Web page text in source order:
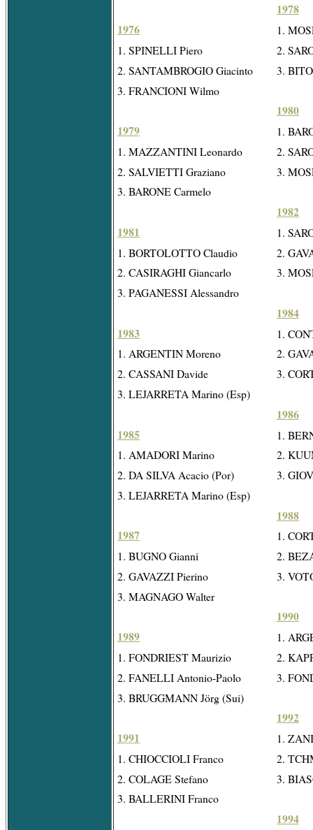
1976
1. SPINELLI Piero
2. SANTAMBROGIO Giacinto
3. FRANCIONI Wilmo
1979
1. MAZZANTINI Leonardo
2. SALVIETTI Graziano
3. BARONE Carmelo
1981
1. BORTOLOTTO Claudio
2. CASIRAGHI Giancarlo
3. PAGANESSI Alessandro
1983
1. ARGENTIN Moreno
2. CASSANI Davide
3. LEJARRETA Marino (Esp)
1985
1. AMADORI Marino
2. DA SILVA Acacio (Por)
3. LEJARRETA Marino (Esp)
1987
1. BUGNO Gianni
2. GAVAZZI Pierino
3. MAGNAGO Walter
1989
1. FONDRIEST Maurizio
2. FANELLI Antonio-Paolo
3. BRUGGMANN Jörg (Sui)
1991
1. CHIOCCIOLI Franco
2. COLAGE Stefano
3. BALLERINI Franco
1978
1.
2.
3.
1980
1.
2.
3.
1982
1.
2.
3.
1984
1.
2.
3.
1986
1.
2.
3.
1988
1.
2.
3.
1990
1.
2.
3.
1992
1.
2.
3.
1994